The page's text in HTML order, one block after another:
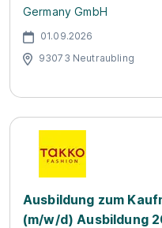
Germany GmbH
01.09.2026
93073 Neutraubling
Ausbildung zum
(m/w/d) Ausbildung